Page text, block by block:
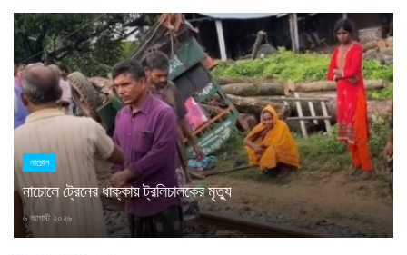
নাচোল
নাচোলে ট্রেনের ধাক্কায় ট্রলিচালকের মৃত্যু
৬ আগস্ট ২০২৬